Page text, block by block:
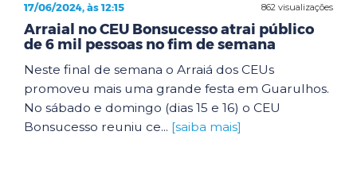
862 visualizações
17/06/2024, às 12:15
Arraial no CEU Bonsucesso atrai público
de 6 mil pessoas no fim de semana
Neste final de semana o Arraiá dos CEUs
promoveu mais uma grande festa em Guarulhos.
No sábado e domingo (dias 15 e 16) o CEU
Bonsucesso reuniu ce... [saiba mais]